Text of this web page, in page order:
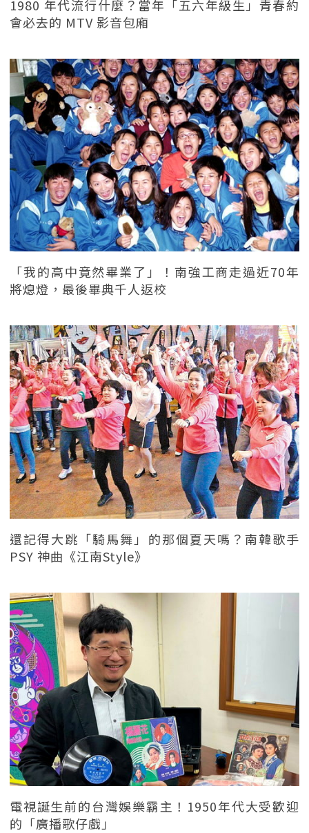
1980 年代流行什麼？當年「五六年級生」青春約
會必去的 MTV 影音包廂
「我的高中竟然畢業了」！南強工商走過近70年
將熄燈，最後畢典千人返校
還記得大跳「騎馬舞」的那個夏天嗎？南韓歌手
PSY 神曲《江南Style》
電視誕生前的台灣娛樂霸主！1950年代大受歡迎
的「廣播歌仔戲」